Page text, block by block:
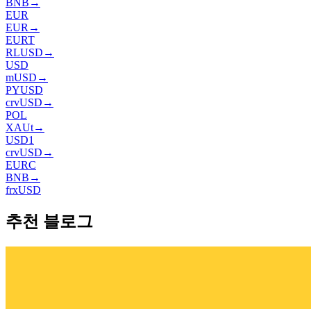
BNB →
EUR
EUR →
EURT
RLUSD →
USD
mUSD →
PYUSD
crvUSD →
POL
XAUt→
USD1
crvUSD →
EURC
BNB →
frxUSD
추천 블로그